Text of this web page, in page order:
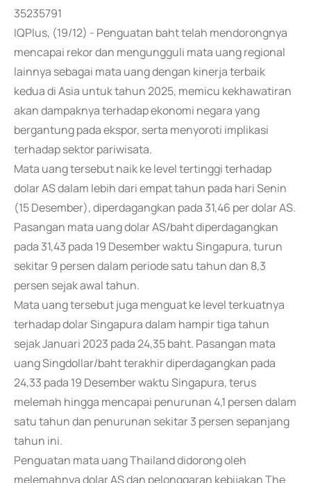
35235791
IQPlus, (19/12) - Penguatan baht telah mendorongnya
mencapai rekor dan mengungguli mata uang regional
lainnya sebagai mata uang dengan kinerja terbaik
kedua di Asia untuk tahun 2025, memicu kekhawatiran
akan dampaknya terhadap ekonomi negara yang
bergantung pada ekspor, serta menyoroti implikasi
terhadap sektor pariwisata.
Mata uang tersebut naik ke level tertinggi terhadap
dolar AS dalam lebih dari empat tahun pada hari Senin
(15 Desember), diperdagangkan pada 31,46 per dolar AS.
Pasangan mata uang dolar AS/baht diperdagangkan
pada 31,43 pada 19 Desember waktu Singapura, turun
sekitar 9 persen dalam periode satu tahun dan 8,3
persen sejak awal tahun.
Mata uang tersebut juga menguat ke level terkuatnya
terhadap dolar Singapura dalam hampir tiga tahun
sejak Januari 2023 pada 24,35 baht. Pasangan mata
uang Singdollar/baht terakhir diperdagangkan pada
24,33 pada 19 Desember waktu Singapura, terus
melemah hingga mencapai penurunan 4,1 persen dalam
satu tahun dan penurunan sekitar 3 persen sepanjang
tahun ini.
Penguatan mata uang Thailand didorong oleh
melemahnya dolar AS dan pelonggaran kebijakan The